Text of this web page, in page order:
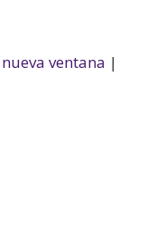
ventana |